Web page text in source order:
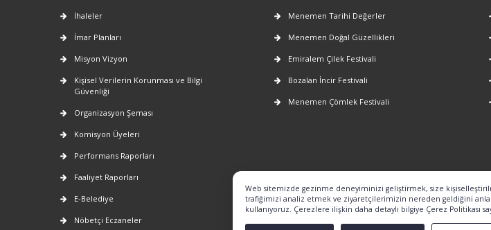
Web sitemizde gezinme deneyiminizi geliştirmek, size
trafiğimizi analiz etmek ve ziyaretçilerimizin nereden geldiğini
kullanıyoruz. Çerezlere ilişkin daha detaylı bilgiye Çerez Politikası
İhaleler
İmar Planları
Misyon Vizyon
Kişisel Verilerin Korunması ve Bilgi
Güvenliği
Organizasyon Şeması
Komisyon Üyeleri
Performans Raporları
Faaliyet Raporları
E-Belediye
Nöbetçi Eczaneler
Menemen Tarihi Değerler
Menemen Doğal Güzellikleri
Emiralem Çilek Festivali
Bozalan İncir Festivali
Menemen Çömlek Festivali